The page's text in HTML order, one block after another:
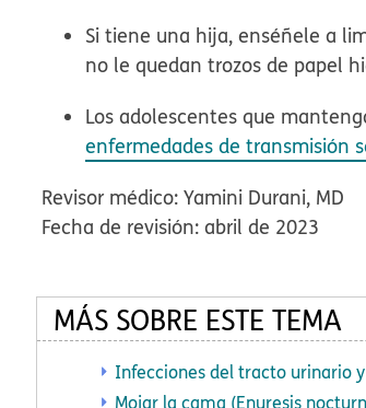
Si tiene una hija, enséñele a
no le quedan trozos de papel
Los adolescentes que
enfermedades de transmisión
Revisor médico: Yamini Durani, MD
Fecha de revisión: abril de 2023
MÁS SOBRE ESTE TEMA
Infecciones del tracto urinario
Mojar la cama (Enuresis